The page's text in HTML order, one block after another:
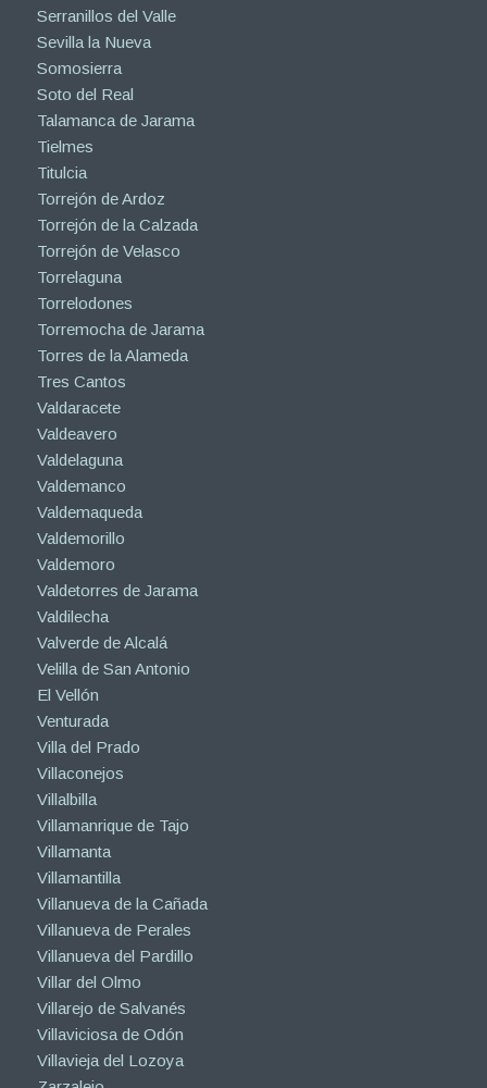
Serranillos del Valle
Sevilla la Nueva
Somosierra
Soto del Real
Talamanca de Jarama
Tielmes
Titulcia
Torrejón de Ardoz
Torrejón de la Calzada
Torrejón de Velasco
Torrelaguna
Torrelodones
Torremocha de Jarama
Torres de la Alameda
Tres Cantos
Valdaracete
Valdeavero
Valdelaguna
Valdemanco
Valdemaqueda
Valdemorillo
Valdemoro
Valdetorres de Jarama
Valdilecha
Valverde de Alcalá
Velilla de San Antonio
El Vellón
Venturada
Villa del Prado
Villaconejos
Villalbilla
Villamanrique de Tajo
Villamanta
Villamantilla
Villanueva de la Cañada
Villanueva de Perales
Villanueva del Pardillo
Villar del Olmo
Villarejo de Salvanés
Villaviciosa de Odón
Villavieja del Lozoya